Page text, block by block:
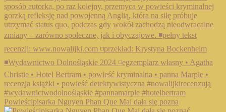
Powieścipisarka Nguyen Phan Que Mai dała się pozna